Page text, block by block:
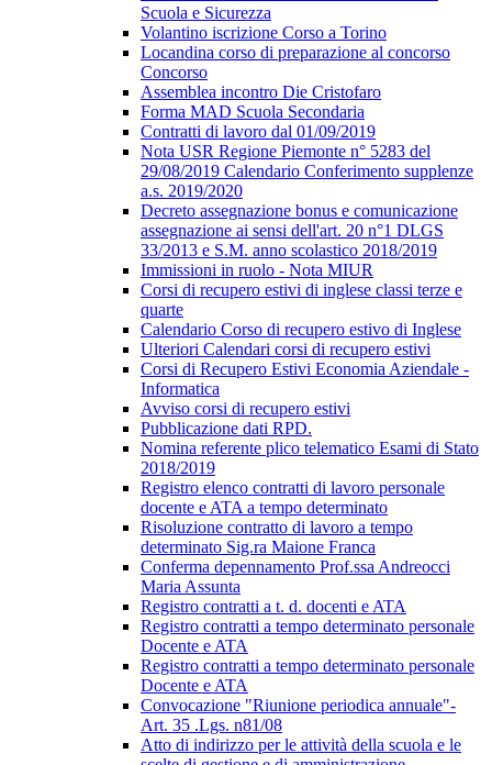
Scuola e Sicurezza
Volantino iscrizione Corso a Torino
Locandina corso di preparazione al concorso
Concorso
Assemblea incontro Die Cristofaro
Forma MAD Scuola Secondaria
Contratti di lavoro dal 01/09/2019
Nota USR Regione Piemonte n° 5283 del
29/08/2019 Calendario Conferimento supplenze
a.s. 2019/2020
Decreto assegnazione bonus e comunicazione
assegnazione ai sensi dell'art. 20 n°1 DLGS
33/2013 e S.M. anno scolastico 2018/2019
Immissioni in ruolo - Nota MIUR
Corsi di recupero estivi di inglese classi terze e
quarte
Calendario Corso di recupero estivo di Inglese
Ulteriori Calendari corsi di recupero estivi
Corsi di Recupero Estivi Economia Aziendale -
Informatica
Avviso corsi di recupero estivi
Pubblicazione dati RPD.
Nomina referente plico telematico Esami di Stato
2018/2019
Registro elenco contratti di lavoro personale
docente e ATA a tempo determinato
Risoluzione contratto di lavoro a tempo
determinato Sig.ra Maione Franca
Conferma depennamento Prof.ssa Andreocci
Maria Assunta
Registro contratti a t. d. docenti e ATA
Registro contratti a tempo determinato personale
Docente e ATA
Registro contratti a tempo determinato personale
Docente e ATA
Convocazione "Riunione periodica annuale"-
Art. 35 .Lgs. n81/08
Atto di indirizzo per le attività della scuola e le